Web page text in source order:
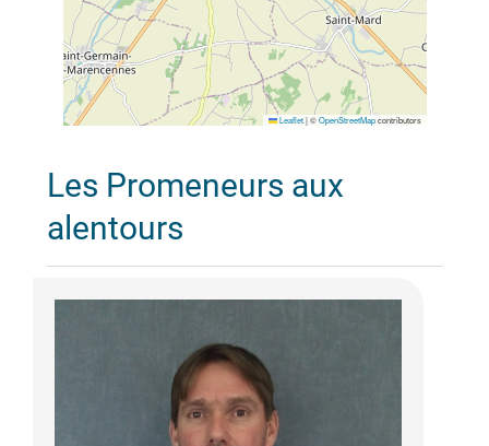
Leaflet |©OpenStreetMapcontributors
Les Promeneurs aux
alentours